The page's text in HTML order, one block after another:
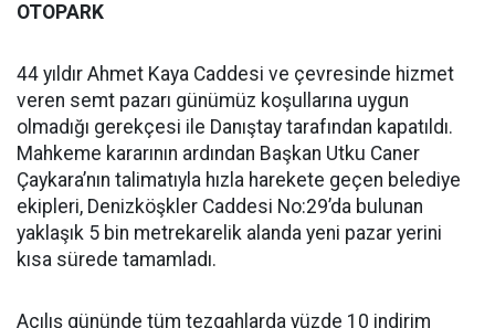
OTOPARK
44 yıldır Ahmet Kaya Caddesi ve çevresinde hizmet
veren semt pazarı günümüz koşullarına uygun
olmadığı gerekçesi ile Danıştay tarafından kapatıldı.
Mahkeme kararının ardından Başkan Utku Caner
Çaykara’nın talimatıyla hızla harekete geçen belediye
ekipleri, Denizköşkler Caddesi No:29’da bulunan
yaklaşık 5 bin metrekarelik alanda yeni pazar yerini
kısa sürede tamamladı.
Açılış gününde tüm tezgahlarda yüzde 10 indirim